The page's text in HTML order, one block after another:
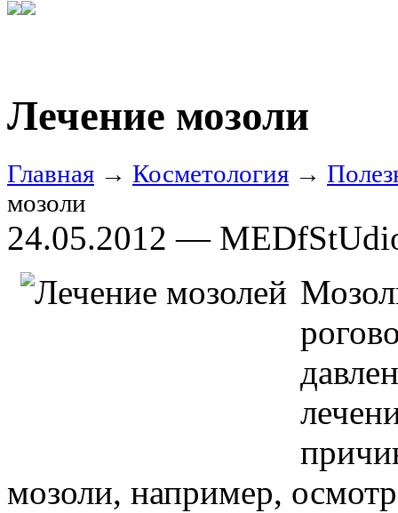
Лечение мозоли
Главная → Косметология →
мозоли
24.05.2012 —
мозоли, например,